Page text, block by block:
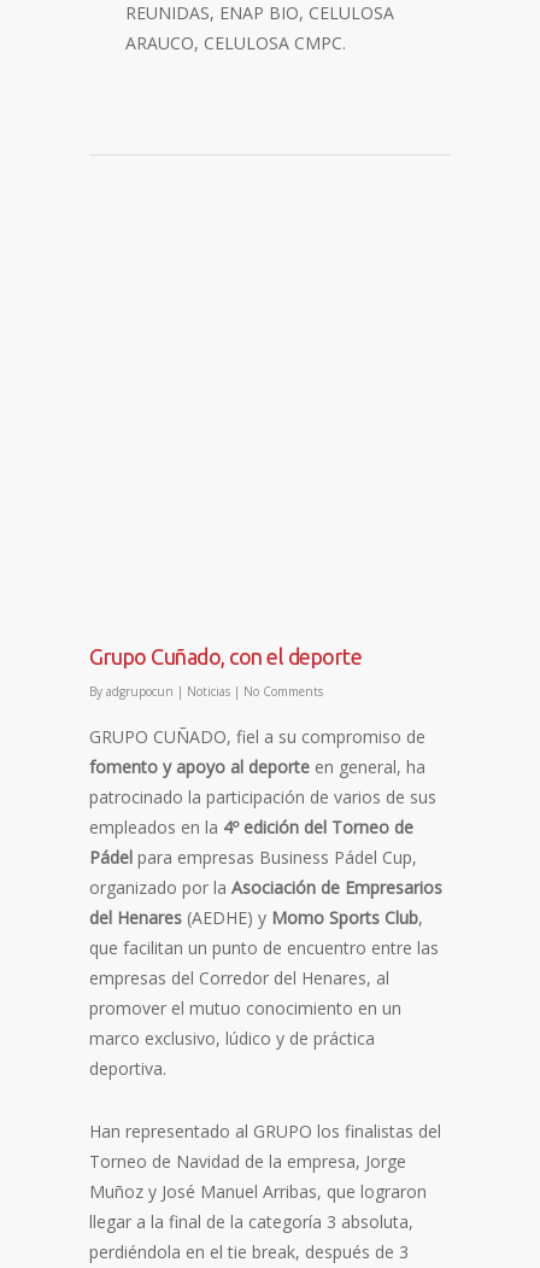
REUNIDAS, ENAP BIO, CELULOSA
ARAUCO, CELULOSA CMPC.
Grupo Cuñado, con el deporte
By adgrupocun | Noticias | No Comments
GRUPO CUÑADO, fiel a su compromiso de
fomento y apoyo al deporte en general, ha
patrocinado la participación de varios de sus
empleados en la 4º edición del Torneo de
Pádel para empresas Business Pádel Cup,
organizado por la Asociación de Empresarios
del Henares (AEDHE) y Momo Sports Club,
que facilitan un punto de encuentro entre las
empresas del Corredor del Henares, al
promover el mutuo conocimiento en un
marco exclusivo, lúdico y de práctica
deportiva.
Han representado al GRUPO los finalistas del
Torneo de Navidad de la empresa, Jorge
Muñoz y José Manuel Arribas, que lograron
llegar a la final de la categoría 3 absoluta,
perdiéndola en el tie break, después de 3